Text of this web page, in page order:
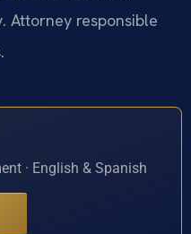
Attorney responsible
· English & Spanish